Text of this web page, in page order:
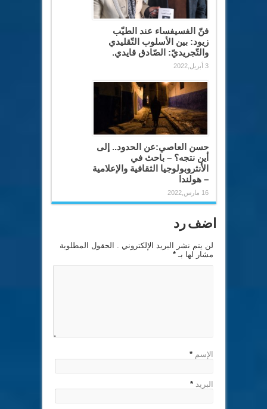
فنّ الفسيفساء عند الطيّب
زيود: بين الأسلوب التّقليدي
والتّجريديّ: الصّادق قايدي.
3 أبريل,2022
حسن العاصي:عن الحدود.. إلى
أين نتجه؟ – باحث في
الأنثروبولوجيا الثقافية والإعلامية
– هولندا
16 مارس,2022
اضف رد
لن يتم نشر البريد الإلكتروني . الحقول المطلوبة
مشار لها بـ*
الإسم *
البريد *